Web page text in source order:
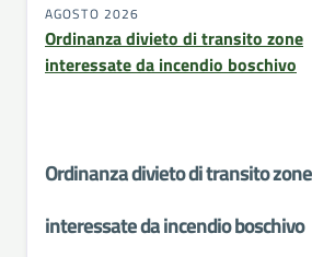
AGOSTO 2026
Ordinanza divieto di transito zone
interessate da incendio boschivo
Ordinanza divieto di transito zone
interessate da incendio boschivo